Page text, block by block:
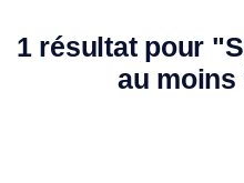
1 résultat pour
au moins